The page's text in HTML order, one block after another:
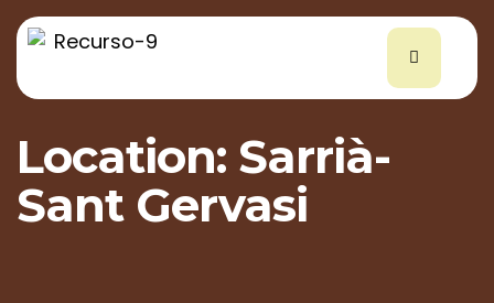
Location: Sarrià-
Sant Gervasi